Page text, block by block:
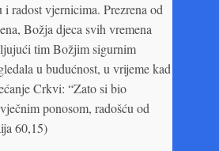
radost vjernicima. Prezrena od
Božja djeca svih vremena
tim Božjim sigurnim
u budućnost, u vrijeme kad
Crkvi: “Zato si bio
ponosom, radošću od
60,15)